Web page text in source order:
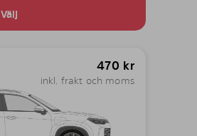
Välj
470 kr
inkl. frakt och moms